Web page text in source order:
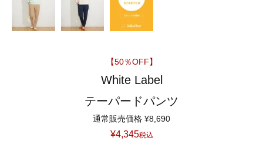
【50％OFF】
White Label
テーパードパンツ
通常販売価格 ¥8,690
¥4,345税込